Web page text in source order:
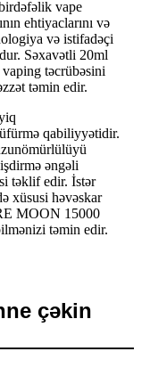
vape
ehtiyaclarını və
və istifadəçi
Səxavətli 20ml
təcrübəsini
təmin edir.
qabiliyyətidir.
əngəli
təklif edir. İstər
xüsusi həvəskar
MOON 15000
təmin edir.
çəkin